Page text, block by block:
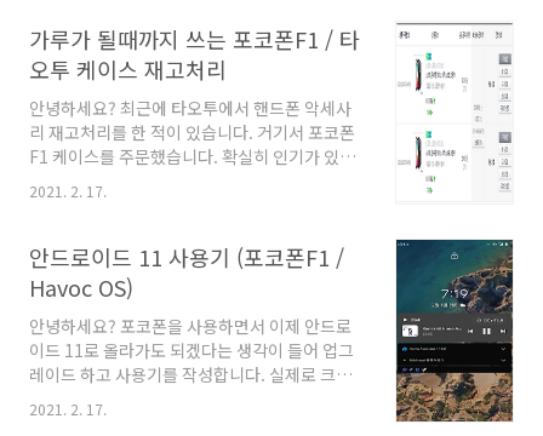
예 안되는 것도 생기면서, 그리고 증권이나 금융
거래를 폰으로 많이 하다 보니 어쩔 수 없이 논루
팅 상태를 유지하게 되었습니다. 이에 따라
HavocOS 에 정착을 하고, 특히 필요로하는 기능
Viper4Android 나 ANX 카메라에 대해서 고민
을 많이 하게 되었는데요. 특히, V4A의 경우에는
음악을 들을때 필수였고, ANX의 경우 4K 60FPS
나 FHD 60FPS 촬영에 꼭 필요했습니다. 일반 구
가루가 될때까지 쓰는 포코폰F1 / 타
오투 케이스 재고처리
안녕하세요? 최근에 타오투에서 핸드폰 악세사
리 재고처리를 한 적이 있습니다. 거기서 포코폰
F1 케이스를 주문했습니다. 확실히 인기가 있었
던 폰인지, 시간이 지나면 지날수록 다른 스토어
에서도 악세사리 재고가 많이 올라옵니다. 이전
때가 타면 바꾸는 그런 식으로 쓰다가 이제 투명
젤리가 약간 부족해져서 타오투에서 재고 처리하
는 케이스를 구매하게 되었습니다. 좋은 가격에
득템하였네요. 택배비와 비슷한 가격을 구성하도
록 주문하였습니다. 실제로 AF링 케이스보다 다
른 젤리케이스나 TPU 케이스를 선호하는데 찾
아보니 재고 리스트에 없어서 주문하였는데 생각
보다 핏이 딱 맞고 이전 젤리케이스보다 버튼 눌
2021. 2. 17.
안드로이드 11 사용기 (포코폰F1 /
Havoc OS)
안녕하세요? 포코폰을 사용하면서 이제 안드로
이드 11로 올라가도 되겠다는 생각이 들어 업그
레이드 하고 사용기를 작성합니다. 실제로 크게
차이는 없으며, 기능적인 부분이 조금 개선된 부
분이 있네요. 시작합니다. 1. 전반적인 모양 홈런
2021. 2. 17.